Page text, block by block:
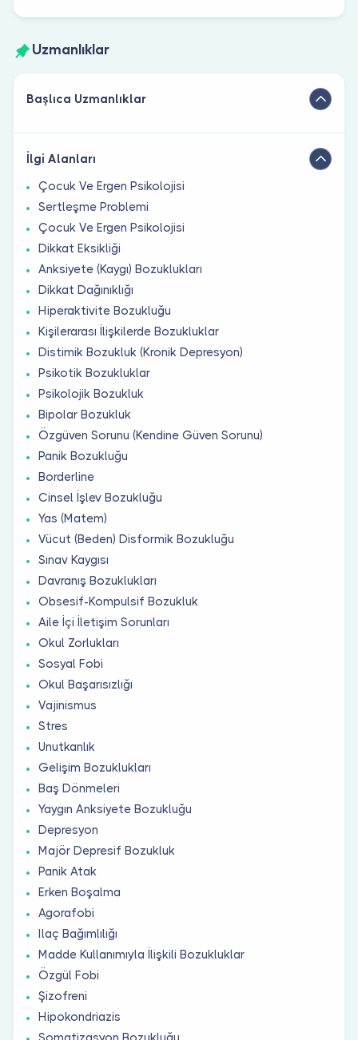
Uzmanlıklar
Başlıca Uzmanlıklar
İlgi Alanları
Çocuk Ve Ergen Psikolojisi
Sertleşme Problemi
Çocuk Ve Ergen Psikolojisi
Dikkat Eksikliği
Anksiyete (Kaygı) Bozuklukları
Dikkat Dağınıklığı
Hiperaktivite Bozukluğu
Kişilerarası İlişkilerde Bozukluklar
Distimik Bozukluk (Kronik Depresyon)
Psikotik Bozukluklar
Psikolojik Bozukluk
Bipolar Bozukluk
Özgüven Sorunu (Kendine Güven Sorunu)
Panik Bozukluğu
Borderline
Cinsel İşlev Bozukluğu
Yas (Matem)
Vücut (Beden) Disformik Bozukluğu
Sınav Kaygısı
Davranış Bozuklukları
Obsesif-Kompulsif Bozukluk
Aile İçi İletişim Sorunları
Okul Zorlukları
Sosyal Fobi
Okul Başarısızlığı
Vajinismus
Stres
Unutkanlık
Gelişim Bozuklukları
Baş Dönmeleri
Yaygın Anksiyete Bozukluğu
Depresyon
Majör Depresif Bozukluk
Panik Atak
Erken Boşalma
Agorafobi
Ilaç Bağımlılığı
Madde Kullanımıyla İlişkili Bozukluklar
Özgül Fobi
Şizofreni
Hipokondriazis